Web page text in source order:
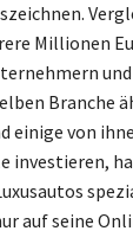
Millionen
Branche
einige von
investieren,
auf seine